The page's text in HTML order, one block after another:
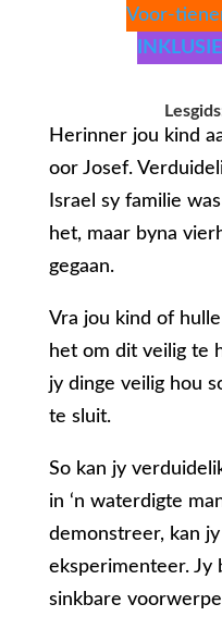
Voor-
Herinner jou kind
oor Josef.
Israel sy familie
het, maar byna
gegaan.
Vra jou kind of
het om dit veilig te
jy dinge veilig hou
te sluit.
So kan jy
in ‘n waterdigte
demonstreer, kan jy
eksperimenteer. Jy
sinkbare